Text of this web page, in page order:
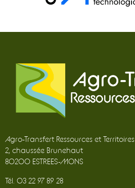
Agro-Transfert Ressources et Territoires
2, chaussée Brunehaut
80200 ESTREES-MONS
Tél. 03 22 97 89 28